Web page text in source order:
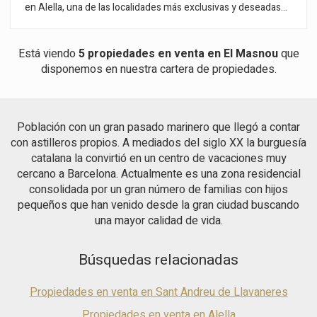
en Alella, una de las localidades más exclusivas y deseadas
construidos sobre una amplia parcela de 823 m², será
entregada completamente renovada, ofreciendo materiales
de primera calidad y un diseño contemporáneo que equilibra a
baja, encontrarás un espacioso garaje junto con áreas de
almacenamiento. La primera planta está dedicada al descanso,
con acogedores dormitorios y modernos baños. Finalmente,
la segunda planta se convierte en el corazón social de la casa,
con un salón-comedor de concepto abierto, amplio y
luminoso, que se extiende por 60 m² y conecta de manera
armoniosa con el jardín privado. El exterior es un auténtico
oasis, con una piscina privada perfecta para refrescarte en los
en un espacio acogedor durante todo el año. La zona de
un aseo adicional y un lavadero independiente para mayor
Está viendo5 propiedades en venta en El Masnouque
disponemos en nuestra cartera de propiedades.
Población con un gran pasado marinero que llegó a contar
con astilleros propios. A mediados del siglo XX la burguesía
catalana la convirtió en un centro de vacaciones muy
cercano a Barcelona. Actualmente es una zona residencial
consolidada por un gran número de familias con hijos
pequeños que han venido desde la gran ciudad buscando
una mayor calidad de vida.
Búsquedas relacionadas
Propiedades en venta en Sant Andreu de Llavaneres